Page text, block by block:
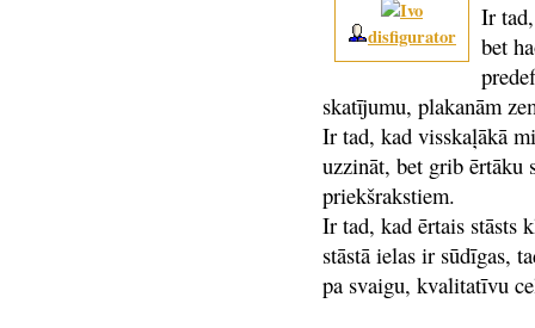
disfigurator
Ir
bet
skatījumu, plakanām
Ir tad, kad visskaļākā
uzzināt, bet grib ērtāku
priekšrakstiem.
Ir tad, kad ērtais stāsts
stāstā ielas ir sūdīgas,
pa svaigu, kvalitatīvu